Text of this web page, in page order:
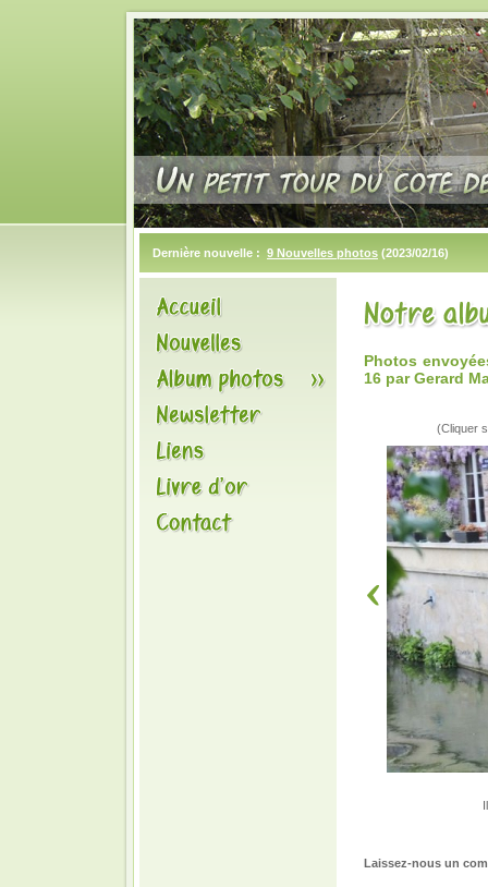
Dernière nouvelle : 9 Nouvelles photos (2023/02/16)
Photos
16 par Gerard
(Cliquer
Laissez-nous un